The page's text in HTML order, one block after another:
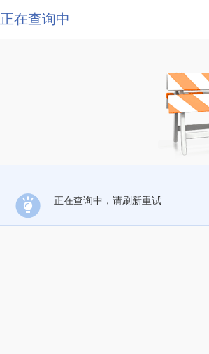
正在查询中
正在查询中，请刷新重试